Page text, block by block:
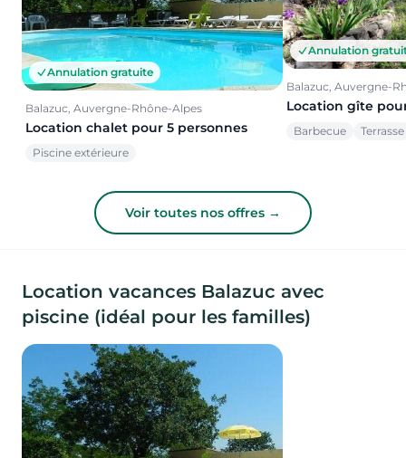
Annulation gratuite
Balazuc, Auvergne-Rhône-Alpes
Location chalet pour 5 personnes
Piscine extérieure
Annulation
Balazuc, Auvergne-
Location gîte
Barbecue Terrasse
Voir toutes nos offres →
Location vacances Balazuc avec
piscine (idéal pour les familles)